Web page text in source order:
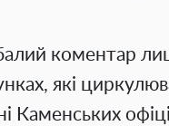
коментар
які
Каменських